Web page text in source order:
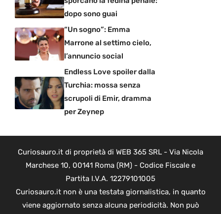
dopo sono guai
“Un sogno”: Emma
Marrone al settimo cielo,
l’annuncio social
Endless Love spoiler dalla
Turchia: mossa senza
scrupoli di Emir, dramma
per Zeynep
Curiosauro.it di proprietà di WEB 365 SRL - Via Nicola
Marchese 10, 00141 Roma (RM) - Codice Fiscale e
Partita I.V.A. 12279101005
Curiosauro.it non è una testata giornalistica, in quanto
viene aggiornato senza alcuna periodicità. Non può